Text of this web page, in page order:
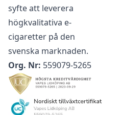
syfte att leverera
högkvalitativa e-
cigaretter på den
svenska marknaden.
Org. Nr: 559079-5265